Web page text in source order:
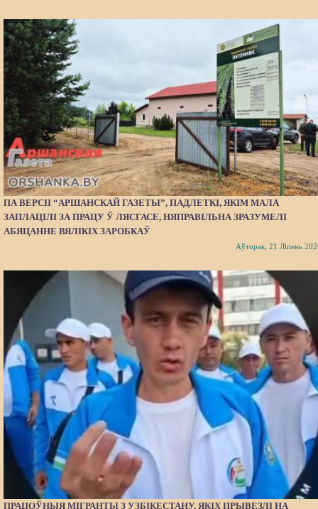
ПА ВЕРСІІ “АРШАНСКАЙ ГАЗЕТЫ”, ПАДЛЕТКІ, ЯКІМ МАЛА
ЗАПЛАЦІЛІ ЗА ПРАЦУ Ў ЛЯСГАСЕ, НЯПРАВІЛЬНА ЗРАЗУМЕЛІ
АБЯЦАННЕ ВЯЛІКІХ ЗАРОБКАЎ
Аўторак, 21 Ліпень
ПРАЦОЎНЫЯ МІГРАНТЫ З УЗБІКЕСТАНУ, ЯКІХ ПРЫВЕЗЛІ НА